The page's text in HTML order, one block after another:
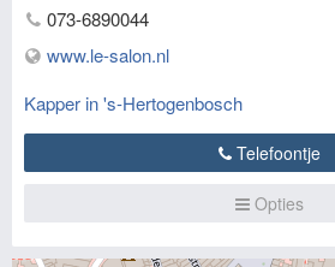
073-6890044
www.le-salon.nl
Kapper in 's-Hertogenbosch
Telefoontje
Opties